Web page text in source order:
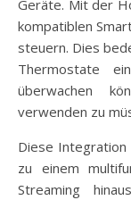
Geräte. Mit der
kompatiblen
steuern. Dies
Thermostate
überwachen
verwenden zu
Diese Integration
zu einem
Streaming